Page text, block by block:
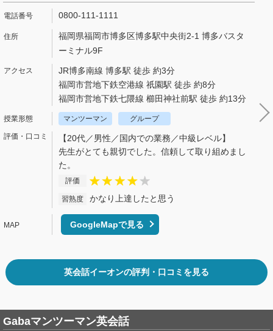
0800-111-1111
福岡県福岡市博多区博多駅中央街2-1 博多バスタ
ーミナル9F
JR博多南線 博多駅 徒歩 約3分
福岡市営地下鉄空港線 祇園駅 徒歩 約8分
福岡市営地下鉄七隈線 櫛田神社前駅 徒歩 約13分
マンツーマン グループ
【20代／男性／国内での業務／中級レベル】
先生がとても親切でした。信頼して取り組めまし
た。
評価
習熟度 かなり上達したと思う
GoogleMapで見る
英会話イーオンの評判・口コミを見る
Gabaマンツーマン英会話